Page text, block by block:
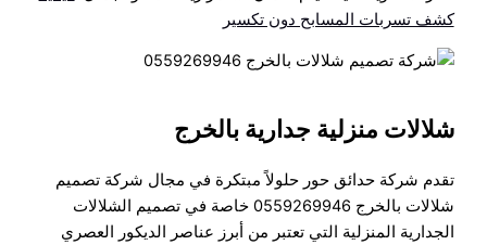
كشف تسربات المسابح دون تكسير
شلالات منزلية جدارية بالخرج
تقدم شركة حدائق حور حلولاً مبتكرة في مجال شركة تصميم
شلالات بالخرج 0559269946 خاصة في تصميم الشلالات
الجدارية المنزلية التي تعتبر من أبرز عناصر الديكور العصري